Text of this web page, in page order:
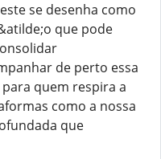
se desenha como
que pode
de perto essa
quem respira a
como a nossa
que